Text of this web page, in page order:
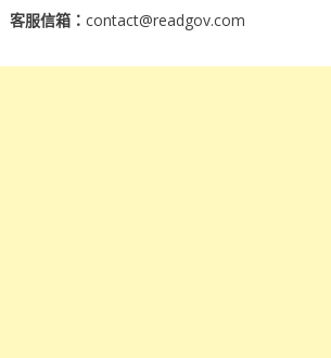
客服信箱： contact@readgov.com